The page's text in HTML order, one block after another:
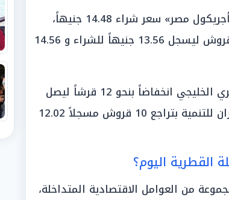
«بنوك القطاع الخاص»: سجل بنك «كريدي أجريكول مصر» سعر شراء 14.48 جنيهاً،
بينما شهد بنك الإسكندرية تراجعاً بنحو 7 قروش ليسجل 13.56 جنيهاً للشراء و 14.56
«أكبر مستويات التراجع»: سجل البنك المصري الخليجي انخفاضاً بنحو 12 قرشاً ليصل
إلى 12.05 جنيهاً للشراء، تلاه بنك مصر إيران للتنمية بتراجع 10 قروش مسجلاً 12.02
القطرية اليوم؟
من العوامل الاقتصادية المتداخلة،